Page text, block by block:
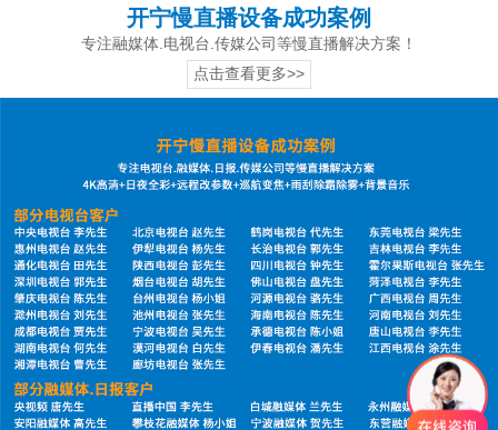
开宁慢直播设备成功案例
专注融媒体.电视台.传媒公司等慢直播解决方案！
点击查看更多>>